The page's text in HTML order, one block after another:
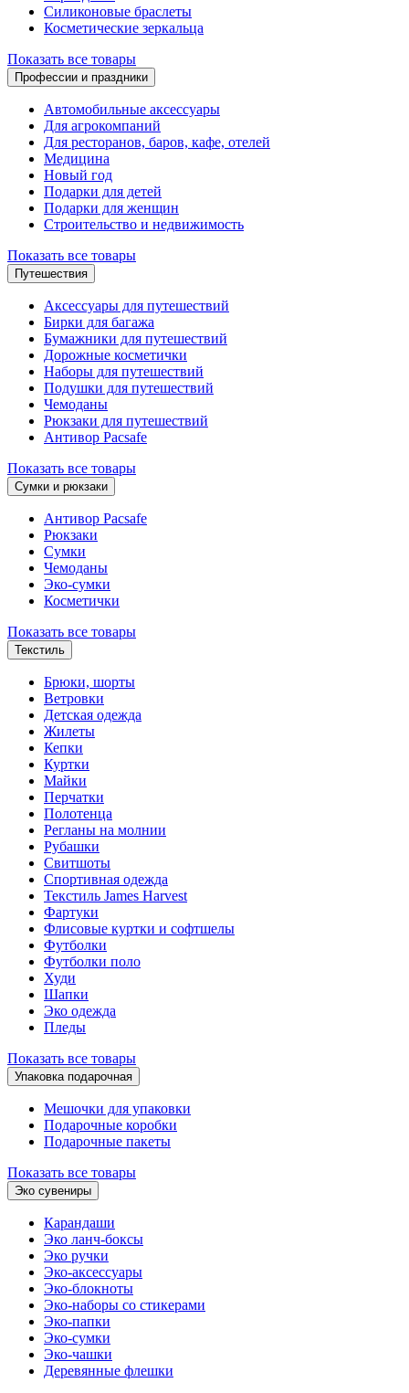
Силиконовые браслеты
Косметические зеркальца
Показать все товары
Профессии и праздники
Автомобильные аксессуары
Для агрокомпаний
Для ресторанов, баров, кафе, отелей
Медицина
Новый год
Подарки для детей
Подарки для женщин
Строительство и недвижимость
Показать все товары
Путешествия
Аксессуары для путешествий
Бирки для багажа
Бумажники для путешествий
Дорожные косметички
Наборы для путешествий
Подушки для путешествий
Чемоданы
Рюкзаки для путешествий
Антивор Pacsafe
Показать все товары
Сумки и рюкзаки
Антивор Pacsafe
Рюкзаки
Сумки
Чемоданы
Эко-сумки
Косметички
Показать все товары
Текстиль
Брюки, шорты
Ветровки
Детская одежда
Жилеты
Кепки
Куртки
Майки
Перчатки
Полотенца
Регланы на молнии
Рубашки
Свитшоты
Спортивная одежда
Текстиль James Harvest
Фартуки
Флисовые куртки и софтшелы
Футболки
Футболки поло
Худи
Шапки
Эко одежда
Пледы
Показать все товары
Упаковка подарочная
Мешочки для упаковки
Подарочные коробки
Подарочные пакеты
Показать все товары
Эко сувениры
Карандаши
Эко ланч-боксы
Эко ручки
Эко-аксессуары
Эко-блокноты
Эко-наборы со стикерами
Эко-папки
Эко-сумки
Эко-чашки
Деревянные флешки